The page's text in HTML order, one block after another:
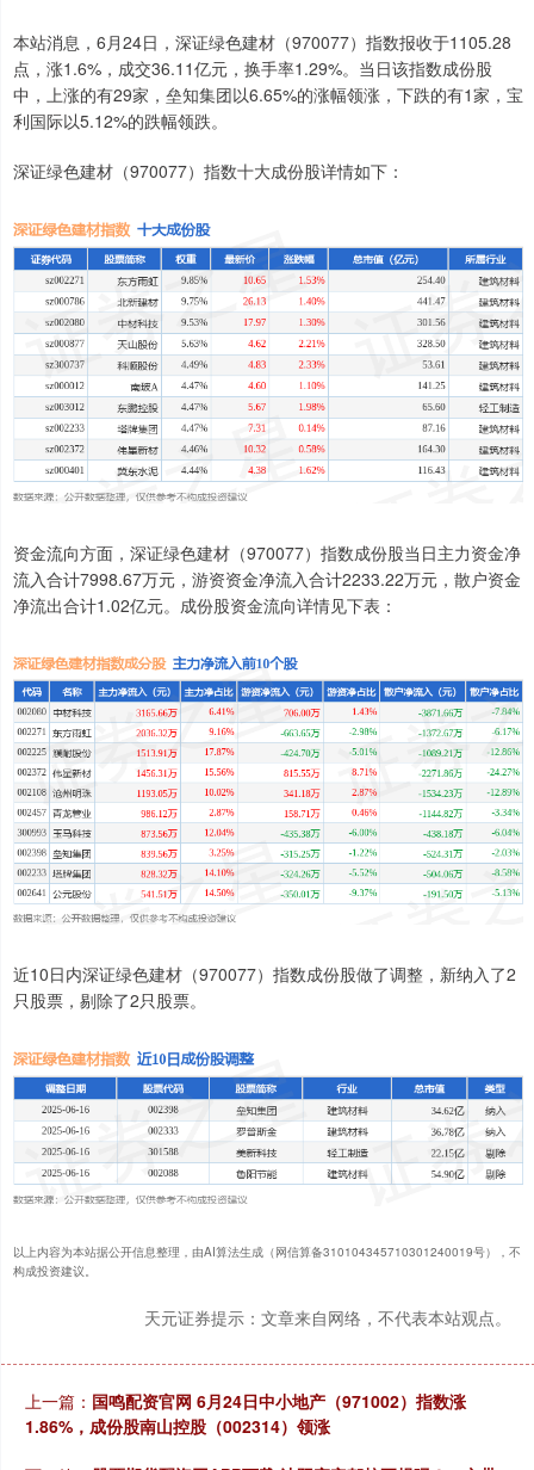
本站消息，6月24日，深证绿色建材（970077）指数报收于1105.28
点，涨1.6%，成交36.11亿元，换手率1.29%。当日该指数成份股
中，上涨的有29家，垒知集团以6.65%的涨幅领涨，下跌的有1家，宝
利国际以5.12%的跌幅领跌。
深证绿色建材（970077）指数十大成份股详情如下：
资金流向方面，深证绿色建材（970077）指数成份股当日主力资金净
流入合计7998.67万元，游资资金净流入合计2233.22万元，散户资金
净流出合计1.02亿元。成份股资金流向详情见下表：
近10日内深证绿色建材（970077）指数成份股做了调整，新纳入了2
只股票，剔除了2只股票。
以上内容为本站据公开信息整理，由AI算法生成（网信算备310104345710301240019号），不
构成投资建议。
天元证券提示：文章来自网络，不代表本站观点。
上一篇： 国鸣配资官网 6月24日中小地产（971002）指数涨
1.86%，成份股南山控股（002314）领涨